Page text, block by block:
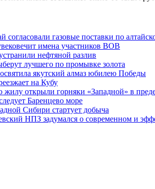
согласовали газовые поставки по
имена участников ВОВ
нефтяной разлив
лучшего по промывке золота
якутский алмаз юбилею Победы
на Кубу
жилу открыли горняки «Западной» в
Баренцево море
Сибири стартует добыча
НПЗ задумался о современном и